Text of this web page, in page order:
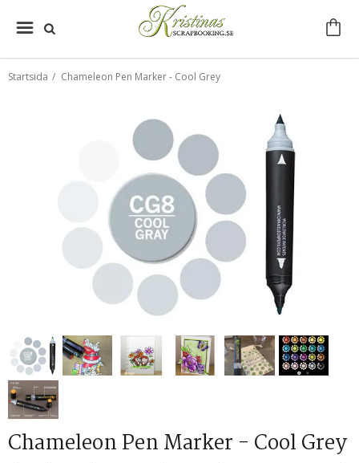
Startsida / Chameleon Pen Marker - Cool Grey
Chameleon Pen Marker - Cool Grey